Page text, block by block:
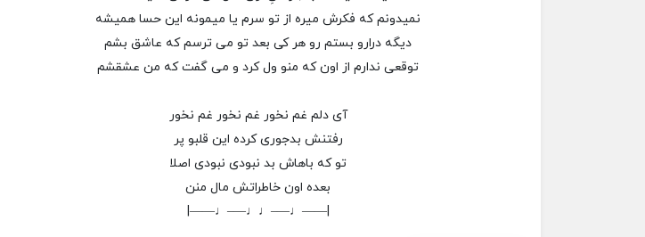
نمیدونم که فکرش میره از تو سرم یا میمونه این حسا همیشه
دیگه درارو بستم رو هر کی بعد تو می ترسم که عاشق بشم
توقعی ندارم از اون که منو ول کرد و می گفت که من عشقشم
آی دلم غم نخور غم نخور غم نخور
رفتنش بدجوری کرده این قلبو پر
تو که باهاش بد نبودی نبودی اصلا
بعده اون خاطراتش مال منن
|——♩—–♩♩—–♩——|